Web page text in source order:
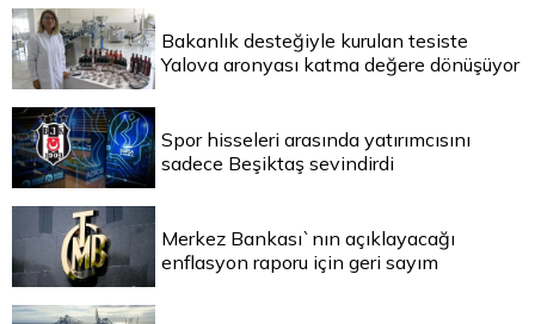
Bakanlık desteğiyle kurulan tesiste
Yalova aronyası katma değere dönüşüyor
Spor hisseleri arasında yatırımcısını
sadece Beşiktaş sevindirdi
Merkez Bankası`nın açıklayacağı
enflasyon raporu için geri sayım